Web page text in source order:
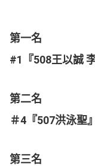
第一名
#1『508王以誠
第二名
＃4『507洪泳聖
第三名